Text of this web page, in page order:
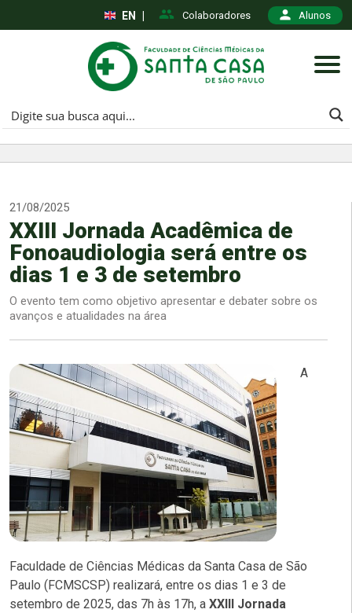
Colaboradores Alunos
EN
21/08/2025
XXIII Jornada Acadêmica de
Fonoaudiologia será entre os
dias 1 e 3 de setembro
O evento tem como objetivo apresentar e debater sobre os
avanços e atualidades na área
A
Faculdade de Ciências Médicas da Santa Casa de São
Paulo (FCMSCSP) realizará, entre os dias 1 e 3 de
setembro de 2025, das 7h às 17h, a XXIII Jornada